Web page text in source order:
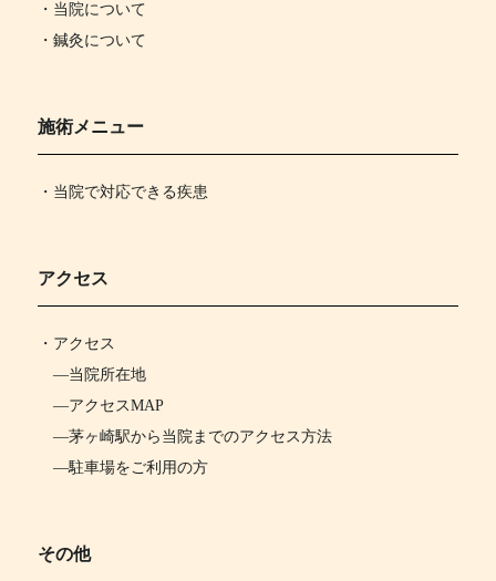
・当院について
・鍼灸について
施術メニュー
・当院で対応できる疾患
アクセス
・ アクセス
―当院所在地
―アクセスMAP
―茅ヶ崎駅から当院までのアクセス方法
―駐車場をご利用の方
その他